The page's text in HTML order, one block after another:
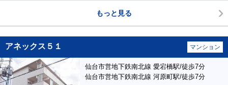
もっと見る
アネックス５１ マンション
仙台市営地下鉄南北線 愛宕橋駅/徒歩7分
仙台市営地下鉄南北線 河原町駅/徒歩7分